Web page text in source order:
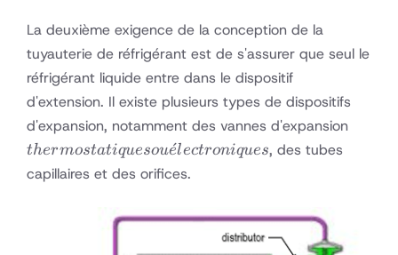
La deuxième exigence de la conception de la
tuyauterie de réfrigérant est de s'assurer que seul le
réfrigérant liquide entre dans le dispositif
d'extension. Il existe plusieurs types de dispositifs
d'expansion, notamment des vannes d'expansion
thermostatiquesoue
ˊlectroniques, des tubes
capillaires et des orifices.